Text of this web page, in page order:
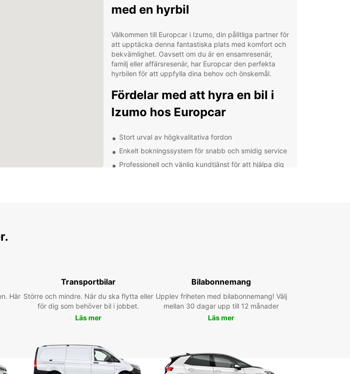
med en hyrbil
Välkommen till Europcar i Izumo, din pålitliga partner för
att upptäcka denna fantastiska plats med komfort och
bekvämlighet. Oavsett om du är en ensamresenär,
familj eller affärsresenär, har Europcar den perfekta
hyrbilen för att uppfylla dina behov och önskemål.
Fördelar med att hyra en bil i
Izumo hos Europcar
Stort urval av högkvalitativa fordon
Enkelt bokningssystem för snabb och smidig service
Professionell och vänlig kundtjänst för att hjälpa dig
Besök Izumo-taisha, ett av de äldsta och mest
respekterade shintoheligdomarna i Japan, eller ta en
avkopplande promenad längs kusten på Izumo
Hinomisaki.
För mer information om att hyra en bil i Izumo och
utforska dess omgivningar, kontakta Europcars vänliga
team på platsen. De kommer gärna att ge dig
Här
Transportbilar
Större och mindre. När du ska flytta eller
för dig som behöver bil i jobbet.
Läs mer
Bilabonnemang
Upplev friheten med bilabonnemang! Välj
mellan 30 dagar upp till 12 månader
Läs mer